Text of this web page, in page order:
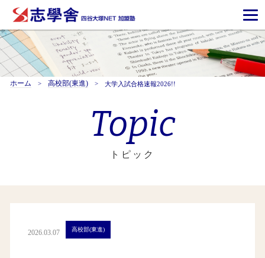
ホーム 高校部(東進) 大学入試合格速報2026!!
Topic
トピック
2026.03.07 高校部(東進)